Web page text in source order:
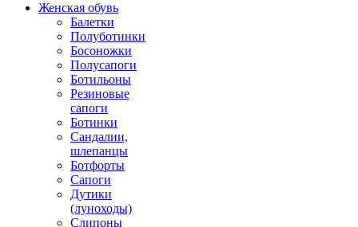
Женская обувь
Балетки
Полуботинки
Босоножки
Полусапоги
Ботильоны
Резиновые
сапоги
Ботинки
Сандалии,
шлепанцы
Ботфорты
Сапоги
Дутики
(луноходы)
Слипоны